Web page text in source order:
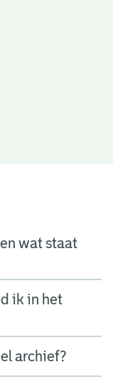
wat staat
ik in het
archief?